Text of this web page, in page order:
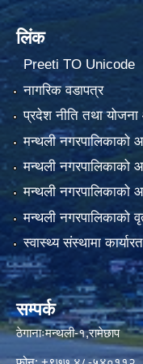
लिंक
Preeti TO Unicode
नागरिक वडापत्र
प्रदेश नीति तथा
मन्थली नगरपालिकाको
मन्थली नगरपालिकाको
मन्थली नगरपालिकाको
मन्थली नगरपालिकाको
स्वास्थ्य संस्थामा
सम्पर्क
ठेगानाःमन्थली-१,रामेछाप